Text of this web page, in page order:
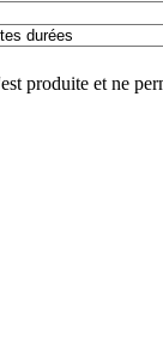
produite et ne